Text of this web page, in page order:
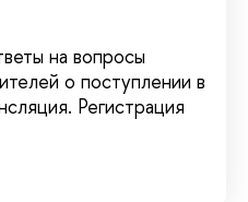
на вопросы
о поступлении в
Регистрация